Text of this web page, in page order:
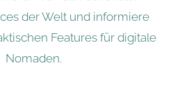
der Welt und informiere
Features für digitale
Nomaden.